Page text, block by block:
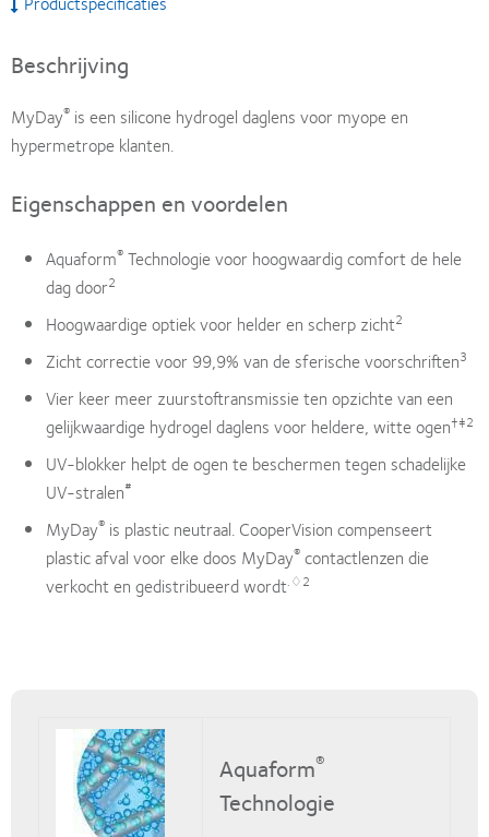
Beschrijving
MyDay® is een silicone hydrogel daglens voor myope en
hypermetrope klanten.
Eigenschappen en voordelen
Aquaform® Technologie voor hoogwaardig comfort de hele
dag door2
Hoogwaardige optiek voor helder en scherp zicht2
Zicht correctie voor 99,9% van de sferische voorschriften3
Vier keer meer zuurstoftransmissie ten opzichte van een
gelijkwaardige hydrogel daglens voor heldere, witte ogen†‡2
UV-blokker helpt de ogen te beschermen tegen schadelijke
UV-stralen#
MyDay® is plastic neutraal. CooperVision compenseert
plastic afval voor elke doos MyDay® contactlenzen die
verkocht en gedistribueerd wordt.♢2
Aquaform®
Technologie